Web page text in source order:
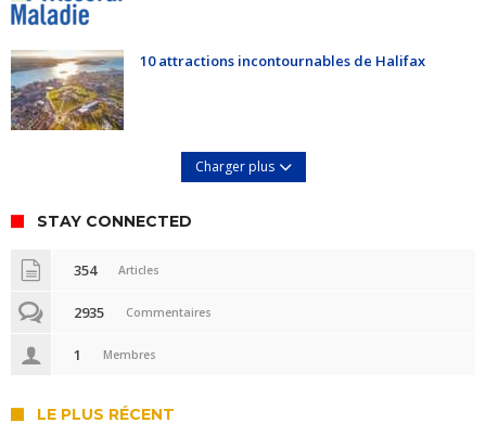
10 attractions incontournables de Halifax
Charger plus
STAY CONNECTED
354 Articles
2935 Commentaires
1 Membres
LE PLUS RÉCENT